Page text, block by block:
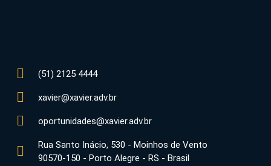
(51) 2125 4444
xavier@xavier.adv.br
oportunidades@xavier.adv.br
Rua Santo Inácio, 530 - Moinhos de Vento
90570-150 - Porto Alegre - RS - Brasil